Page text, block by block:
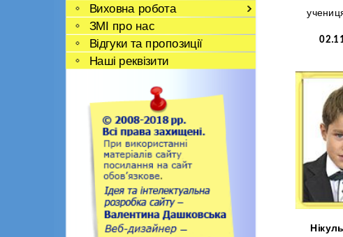
Виховна робота
ЗМІ про нас
Відгуки та пропозиції
Наші реквізити